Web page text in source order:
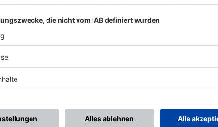
SV Mindelzell
KL West
TSV Offingen -:- Türk Gencler Birligi